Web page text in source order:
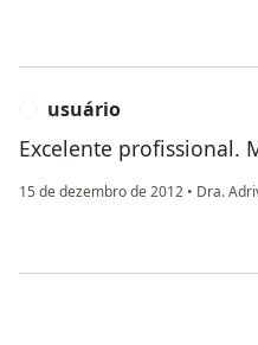
usuário
Excelente profissional.
15 de dezembro de 2012 • Dra.